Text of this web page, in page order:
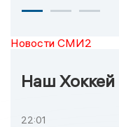
Новости СМИ2
Наш Хоккей
22:01